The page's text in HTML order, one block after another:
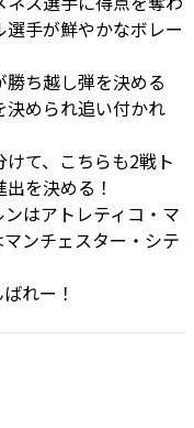
手が鮮やかなボレー
ち越し弾を決める
められ追い付かれ
て、こちらも2戦ト
を決める！
はアトレティコ・マ
ンチェスター・シテ
れー！